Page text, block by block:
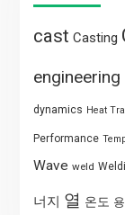
cast Casting
engineering
dynamics Heat
Performance
Wave weld
너지 열 온도